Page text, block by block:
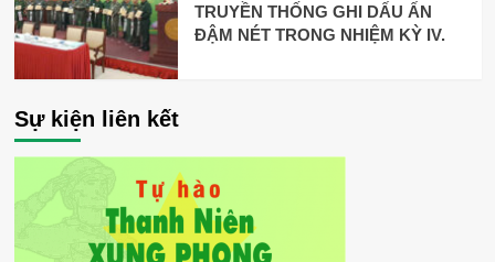
TRUYỀN THỐNG GHI DẤU ẤN
ĐẬM NÉT TRONG NHIỆM KỲ IV.
Sự kiện liên kết